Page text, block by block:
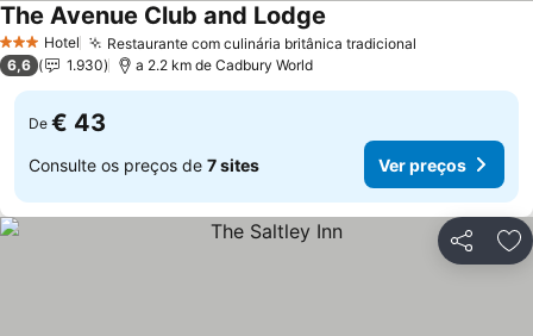
3 EstrelasHotel Restaurante com culinária britânica tradicional
The Avenue Club and Lodge
6,6 1.930 a 2.2 km de Cadbury World
De € 43
Consulte os preços de 7 sites Ver preços
Partilhar